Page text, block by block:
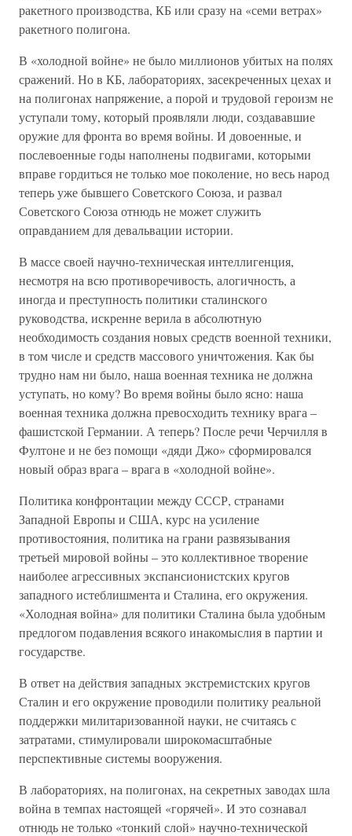
ракетного производства, КБ или сразу на «семи ветрах»
ракетного полигона.
В «холодной войне» не было миллионов убитых на полях
сражений. Но в КБ, лабораториях, засекреченных цехах и
на полигонах напряжение, а порой и трудовой героизм не
уступали тому, который проявляли люди, создававшие
оружие для фронта во время войны. И довоенные, и
послевоенные годы наполнены подвигами, которыми
вправе гордиться не только мое поколение, но весь народ
теперь уже бывшего Советского Союза, и развал
Советского Союза отнюдь не может служить
оправданием для девальвации истории.
В массе своей научно-техническая интеллигенция,
несмотря на всю противоречивость, алогичность, а
иногда и преступность политики сталинского
руководства, искренне верила в абсолютную
необходимость создания новых средств военной техники,
в том числе и средств массового уничтожения. Как бы
трудно нам ни было, наша военная техника не должна
уступать, но кому? Во время войны было ясно: наша
военная техника должна превосходить технику врага –
фашистской Германии. А теперь? После речи Черчилля в
Фултоне и не без помощи «дяди Джо» сформировался
новый образ врага – врага в «холодной войне».
Политика конфронтации между СССР, странами
Западной Европы и США, курс на усиление
противостояния, политика на грани развязывания
третьей мировой войны – это коллективное творение
наиболее агрессивных экспансионистских кругов
западного истеблишмента и Сталина, его окружения.
«Холодная война» для политики Сталина была удобным
предлогом подавления всякого инакомыслия в партии и
государстве.
В ответ на действия западных экстремистских кругов
Сталин и его окружение проводили политику реальной
поддержки милитаризованной науки, не считаясь с
затратами, стимулировали широкомасштабные
перспективные системы вооружения.
В лабораториях, на полигонах, на секретных заводах шла
война в темпах настоящей «горячей». И это сознавал
отнюдь не только «тонкий слой» научно-технической